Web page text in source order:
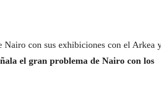
con sus exhibiciones con el Arkea
el gran problema de Nairo con los